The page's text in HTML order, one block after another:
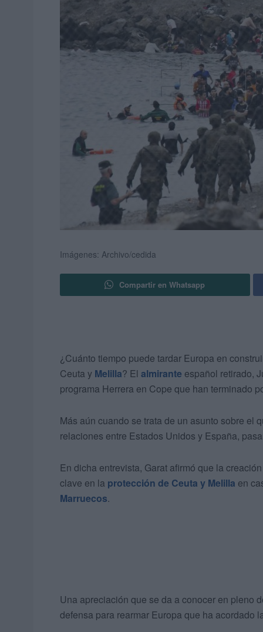
Imágenes: Archivo/cedida
Compartir en Whatsapp
¿Cuánto tiempo puede tardar Europa en
Ceuta y Melilla? El almirante español retirado,
programa Herrera en Cope que han terminado
Más aún cuando se trata de un asunto sobre el
relaciones entre Estados Unidos y España,
En dicha entrevista, Garat afirmó que la
clave en la protección de Ceuta y Melilla en
Marruecos.
Una apreciación que se da a conocer en pleno
defensa para rearmar Europa que ha acordado